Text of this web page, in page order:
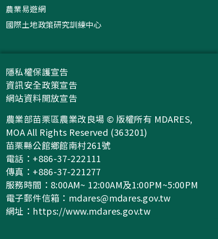
農業易遊網
國際土地政策研究訓練中心
隱私權保護宣告
資訊安全政策宣告
網站資料開放宣告
農業部苗栗區農業改良場 © 版權所有 MDARES,
MOA All Rights Reserved (363201)
苗栗縣公館鄉館南村261號
電話：+886-37-222111
傳真：+886-37-221277
服務時間：8:00AM~ 12:00AM及1:00PM~5:00PM
電子郵件信箱： mdares@mdares.gov.tw
網址： https://www.mdares.gov.tw